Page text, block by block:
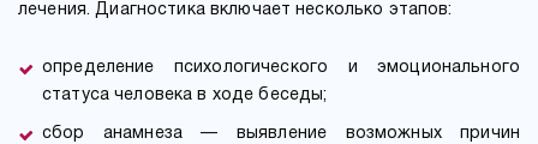
лечения. Диагностика включает несколько этапов:
определение психологического и эмоционального
статуса человека в ходе беседы;
сбор анамнеза — выявление возможных причин